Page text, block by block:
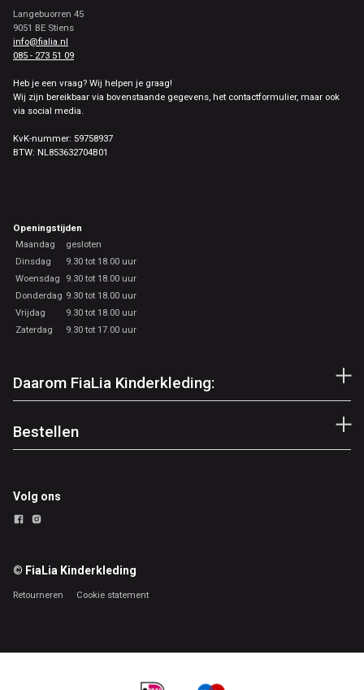
Langebuorren 45
9051 BE Stiens
info@fialia.nl
085 - 273 51 09
Heb je een vraag? Wij helpen je graag!
Wij zijn bereikbaar via bovenstaande gegevens, het contactformulier, maar ook
via social media.
KvK-nummer: 59758937
BTW: NL853632704B01
Openingstijden
Maandag
gesloten
Dinsdag
9.30 tot 18.00 uur
Woensdag
9.30 tot 18.00 uur
Donderdag 9.30 tot 18.00 uur
Vrijdag
9.30 tot 18.00 uur
Zaterdag
9.30 tot 17.00 uur
Daarom FiaLia Kinderkleding:
Bestellen
Volg ons
© FiaLia Kinderkleding
Retourneren Cookie statement